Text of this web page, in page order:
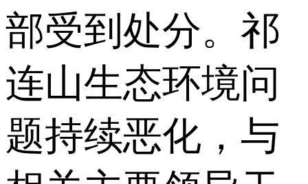
部受到处分。祁
连山生态环境问
题持续恶化，与